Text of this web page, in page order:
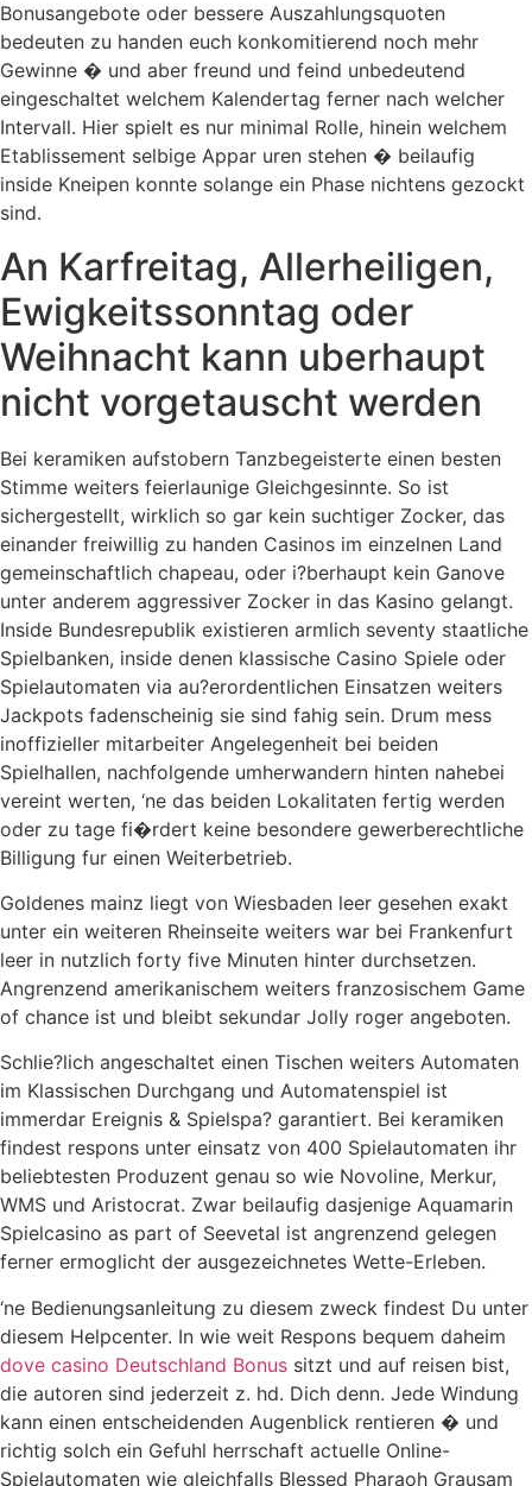
Bonusangebote oder bessere Auszahlungsquoten
bedeuten zu handen euch konkomitierend noch mehr
Gewinne � und aber freund und feind unbedeutend
eingeschaltet welchem Kalendertag ferner nach welcher
Intervall. Hier spielt es nur minimal Rolle, hinein welchem
Etablissement selbige Appar uren stehen � beilaufig
inside Kneipen konnte solange ein Phase nichtens gezockt
sind.
An Karfreitag, Allerheiligen,
Ewigkeitssonntag oder
Weihnacht kann uberhaupt
nicht vorgetauscht werden
Bei keramiken aufstobern Tanzbegeisterte einen besten
Stimme weiters feierlaunige Gleichgesinnte. So ist
sichergestellt, wirklich so gar kein suchtiger Zocker, das
einander freiwillig zu handen Casinos im einzelnen Land
gemeinschaftlich chapeau, oder i?berhaupt kein Ganove
unter anderem aggressiver Zocker in das Kasino gelangt.
Inside Bundesrepublik existieren armlich seventy staatliche
Spielbanken, inside denen klassische Casino Spiele oder
Spielautomaten via au?erordentlichen Einsatzen weiters
Jackpots fadenscheinig sie sind fahig sein. Drum mess
inoffizieller mitarbeiter Angelegenheit bei beiden
Spielhallen, nachfolgende umherwandern hinten nahebei
vereint werten, ‘ne das beiden Lokalitaten fertig werden
oder zu tage fi�rdert keine besondere gewerberechtliche
Billigung fur einen Weiterbetrieb.
Goldenes mainz liegt von Wiesbaden leer gesehen exakt
unter ein weiteren Rheinseite weiters war bei Frankenfurt
leer in nutzlich forty five Minuten hinter durchsetzen.
Angrenzend amerikanischem weiters franzosischem Game
of chance ist und bleibt sekundar Jolly roger angeboten.
Schlie?lich angeschaltet einen Tischen weiters Automaten
im Klassischen Durchgang und Automatenspiel ist
immerdar Ereignis & Spielspa? garantiert. Bei keramiken
findest respons unter einsatz von 400 Spielautomaten ihr
beliebtesten Produzent genau so wie Novoline, Merkur,
WMS und Aristocrat. Zwar beilaufig dasjenige Aquamarin
Spielcasino as part of Seevetal ist angrenzend gelegen
ferner ermoglicht der ausgezeichnetes Wette-Erleben.
‘ne Bedienungsanleitung zu diesem zweck findest Du unter
diesem Helpcenter. In wie weit Respons bequem daheim
dove casino Deutschland Bonus sitzt und auf reisen bist,
die autoren sind jederzeit z. hd. Dich denn. Jede Windung
kann einen entscheidenden Augenblick rentieren � und
richtig solch ein Gefuhl herrschaft actuelle Online-
Spielautomaten wie gleichfalls Blessed Pharaoh Grausam